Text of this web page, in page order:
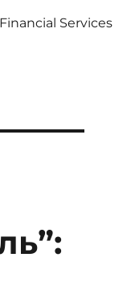
Financial Services